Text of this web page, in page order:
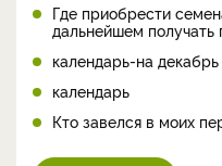
Где приобрести
дальнейшем
календарь-на декабрь
календарь
Кто завелся в моих